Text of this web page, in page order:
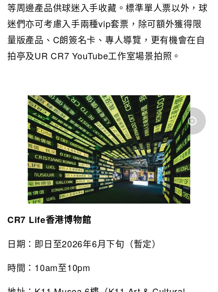
等周邊產品供球迷入手收藏。標準單人票以外，球
迷們亦可考慮入手兩種vip套票，除可額外獲得限
量版產品、C朗簽名卡、專人導覽，更有機會在自
拍亭及UR CR7 YouTube工作室場景拍照。
CR7 Life香港博物館
日期：即日至2026年6月下旬（暫定）
時間： 10am至10pm